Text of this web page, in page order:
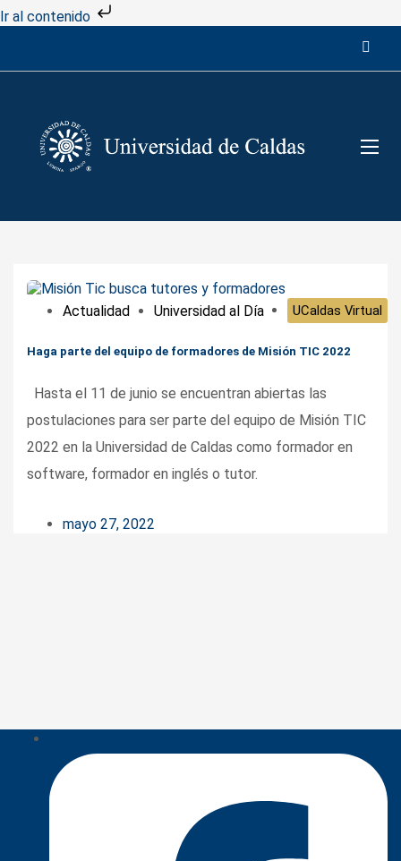
Ir al contenido
Actualidad Universidad al Día UCaldas Virtual
Haga parte del equipo de formadores de Misión TIC 2022
Hasta el 11 de junio se encuentran abiertas las
postulaciones para ser parte del equipo de Misión TIC
2022 en la Universidad de Caldas como formador en
software, formador en inglés o tutor.
mayo 27, 2022